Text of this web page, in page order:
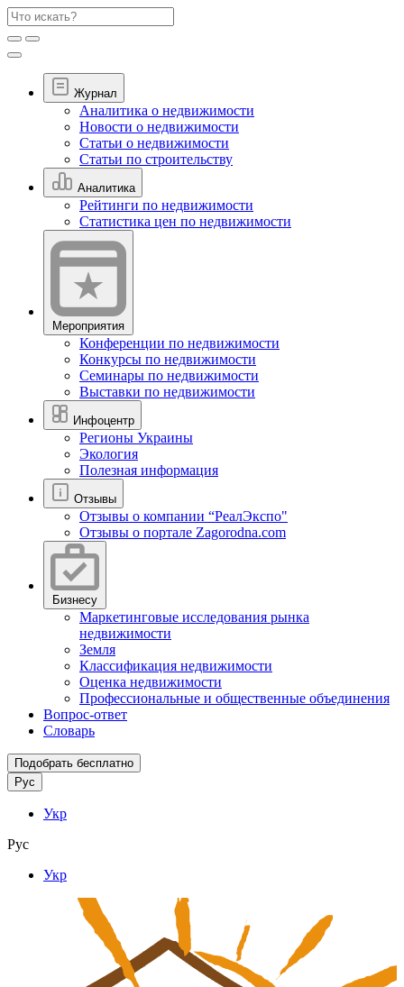
Журнал
Аналитика о недвижимости
Новости о недвижимости
Статьи о недвижимости
Статьи по строительству
Аналитика
Рейтинги по недвижимости
Статистика цен по недвижимости
Мероприятия
Конференции по недвижимости
Конкурсы по недвижимости
Семинары по недвижимости
Выставки по недвижимости
Инфоцентр
Регионы Украины
Экология
Полезная информация
Отзывы
Отзывы о компании “РеалЭкспо"
Отзывы о портале Zagorodna.com
Бизнесу
Маркетинговые исследования рынка
недвижимости
Земля
Классификация недвижимости
Оценка недвижимости
Профессиональные и общественные объединения
Вопрос-ответ
Словарь
Подобрать бесплатно
Рус
Укр
Рус
Укр